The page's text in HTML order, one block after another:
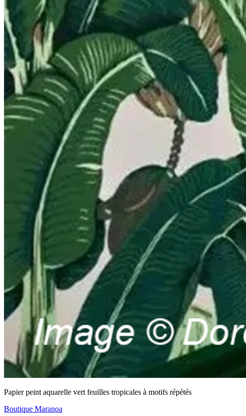
Papier peint aquarelle vert feuilles tropicales à motifs répétés
Boutique Maranoa